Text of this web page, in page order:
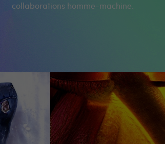
collaborations homme-machine.